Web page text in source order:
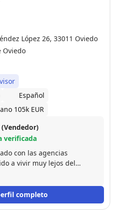
López 26, 33011 Oviedo
Oviedo
Español
105k EUR
(Vendedor)
verificada
con las agencias
a vivir muy lejos del
me vi obligado a
a que los locales
de vender en el momento
completo